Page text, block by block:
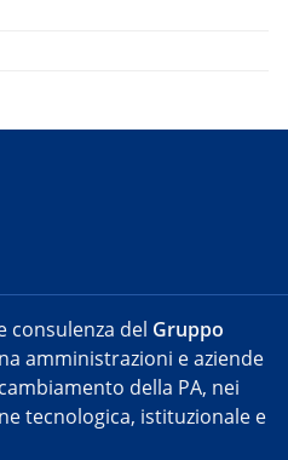
consulenza del Gruppo
amministrazioni e aziende
della PA, nei
tecnologica, istituzionale e